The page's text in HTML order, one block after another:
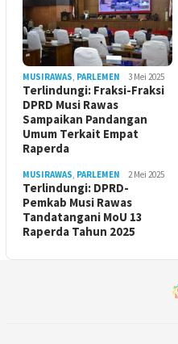
MUSIRAWAS, PARLEMEN 3 Mei 2025
Terlindungi: Fraksi-Fraksi
DPRD Musi Rawas
Sampaikan Pandangan
Umum Terkait Empat
Raperda
MUSIRAWAS, PARLEMEN 2 Mei 2025
Terlindungi: DPRD-
Pemkab Musi Rawas
Tandatangani MoU 13
Raperda Tahun 2025